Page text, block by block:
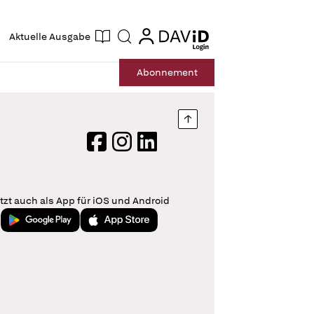
Aktuelle Ausgabe Suche login
login
Abonnement
Nach oben springen
FacebookInstagram
LinkedIn
auch als App für iOS und Android
Jetzt bei Google PlayLaden im App Store